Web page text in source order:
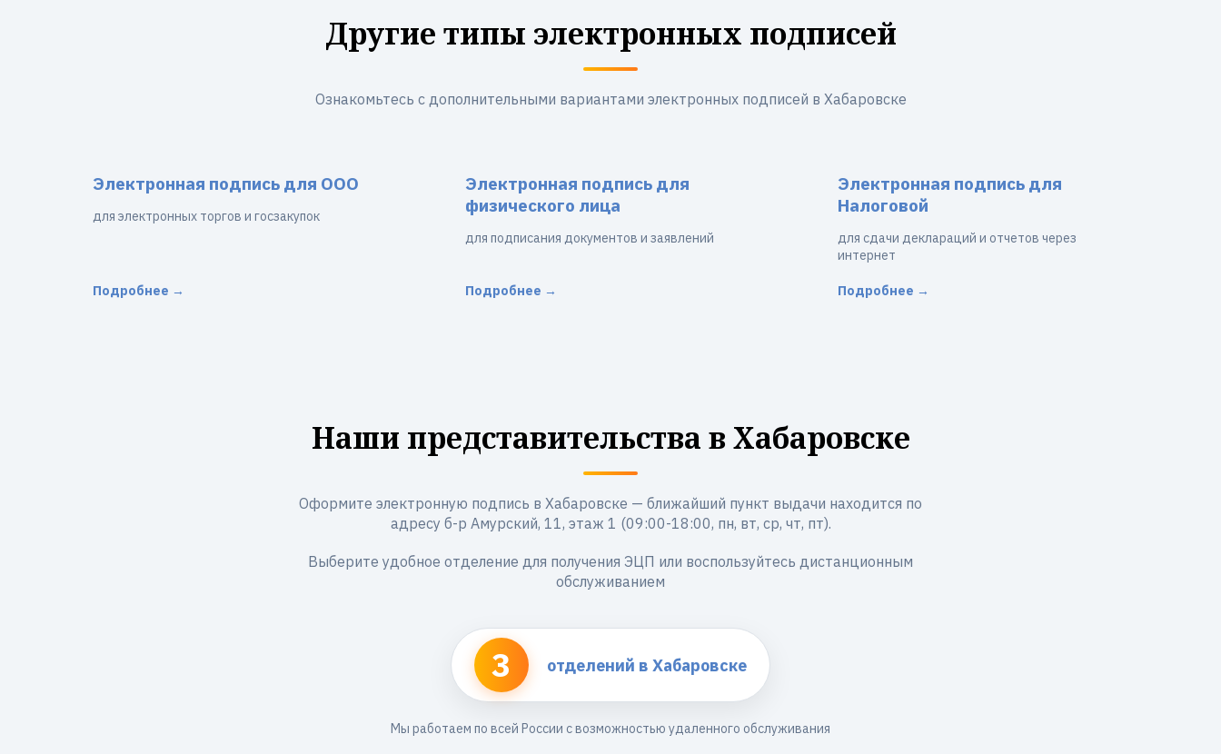
Другие типы электронных подписей
Ознакомьтесь с дополнительными вариантами электронных подписей в Хабаровске
Электронная подпись для ООО
для электронных торгов и госзакупок
Подробнее →
Электронная подпись для
физического лица
для подписания документов и заявлений
Подробнее →
Электронная подпись для
Налоговой
для сдачи деклараций и отчетов через
интернет
Подробнее →
Наши представительства в Хабаровске
Оформите электронную подпись в Хабаровске — ближайший пункт выдачи находится по
адресу б-р Амурский, 11, этаж 1 (09:00-18:00, пн, вт, ср, чт, пт).
Выберите удобное отделение для получения ЭЦП или воспользуйтесь дистанционным
обслуживанием
3 отделений в Хабаровске
Мы работаем по всей России с возможностью удаленного обслуживания